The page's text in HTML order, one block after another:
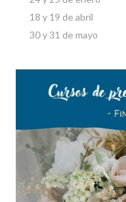
18 y 19 de abril
30 y 31 de mayo